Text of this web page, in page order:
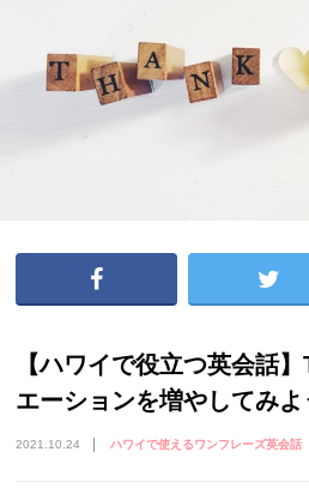
【ハワイで役立つ英会話
エーションを増やしてみよ
2021.10.24 ハワイで使えるワンフレーズ英会話